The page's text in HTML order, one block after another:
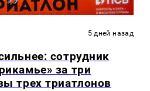
5 дней назад
сотрудник
за три
трех триатлонов